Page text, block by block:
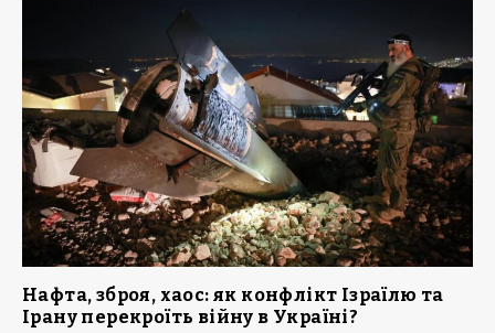
Нафта, зброя, хаос: як конфлікт Ізраїлю та
Ірану перекроїть війну в Україні?